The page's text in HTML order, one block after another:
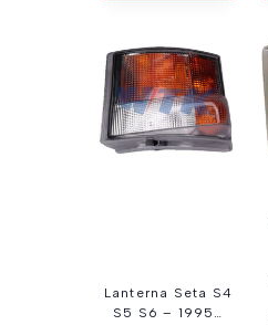
Lanterna Seta S4
S5 S6 – 1995…